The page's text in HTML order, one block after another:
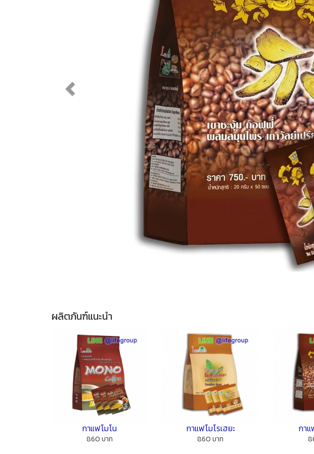
ผลิตภันฑ์แนะนำ
กาแฟโมโน
860 บาท
กาแฟโมโรเฮยะ
860 บาท
กาแ